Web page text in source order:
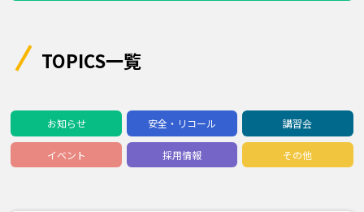
TOPICS一覧
お知らせ 安全・リコール 講習会
イベント 採用情報 その他